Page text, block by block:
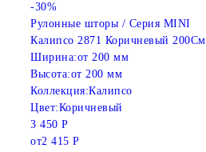
-30%
Рулонные шторы / Серия MINI
Калипсо 2871 Коричневый 200См
Ширина:от 200 мм
Высота:от 200 мм
Коллекция:Калипсо
Цвет:Коричневый
3 450 Р
от2 415 Р